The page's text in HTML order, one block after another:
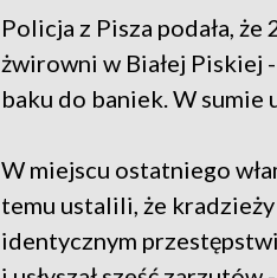
Policja z Pisza podała,
żwirowni w Białej Piskiej
baku do baniek. W
W miejscu ostatniego
temu ustalili, że
identycznym